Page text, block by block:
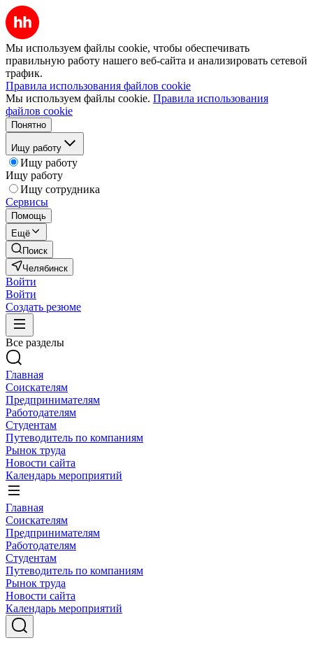
Мы используем файлы cookie, чтобы обеспечивать
правильную работу нашего веб-сайта и анализировать сетевой
трафик.
Правила использования файлов cookie
Мы используем файлы cookie. Правила использования
файлов cookie
Понятно
Ищу работу
Ищу работу
Ищу работу
Ищу сотрудника
Сервисы
Помощь
Ещё
Поиск
Челябинск
Войти
Войти
Создать резюме
Все разделы
Главная
Соискателям
Предпринимателям
Работодателям
Студентам
Путеводитель по компаниям
Рынок труда
Новости сайта
Календарь мероприятий
Главная
Соискателям
Предпринимателям
Работодателям
Студентам
Путеводитель по компаниям
Рынок труда
Новости сайта
Календарь мероприятий